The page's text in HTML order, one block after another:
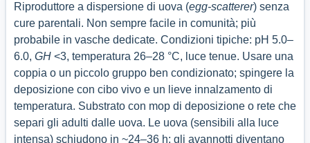
Riproduttore a dispersione di uova (egg-scatterer) senza
cure parentali. Non sempre facile in comunità; più
probabile in vasche dedicate. Condizioni tipiche: pH 5.0–
6.0, GH<3, temperatura 26–28 °C, luce tenue. Usare una
coppia o un piccolo gruppo ben condizionato; spingere la
deposizione con cibo vivo e un lieve innalzamento di
temperatura. Substrato con mop di deposizione o rete che
separi gli adulti dalle uova. Le uova (sensibili alla luce
intensa) schiudono in ~24–36 h; gli avannotti diventano